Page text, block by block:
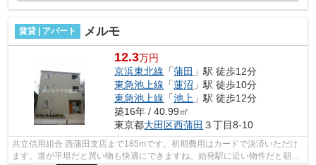
賃貸 | アパート メルモ
12.3万円
京浜東北線 「蒲田 」駅 徒歩12分
東急池上線 「蓮沼 」駅 徒歩10分
東急池上線 「池上 」駅 徒歩12分
築16年 / 40.99㎡
東京都大田区西蒲田 ３丁目8-10
共立信用組合 西蒲田支店まで185mです。初期費用はカードで決済いただけ
ます。道が平坦だと買い物も快適にできますね。始発駅に近い物件だと朝の